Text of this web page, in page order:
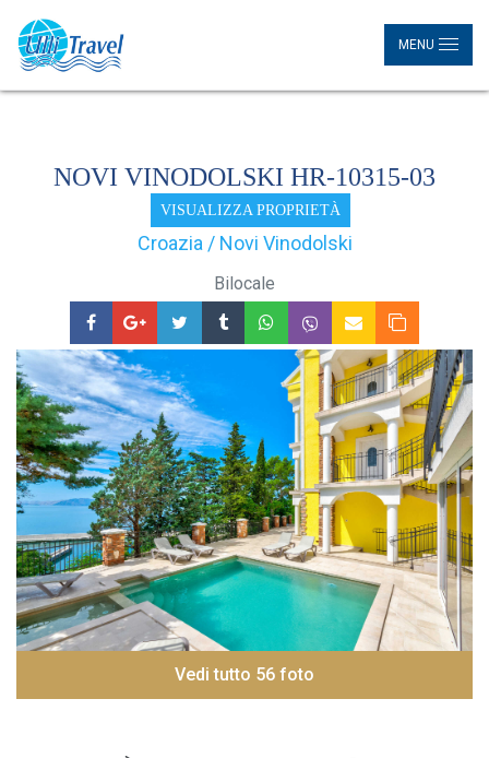
MENU
NOVI VINODOLSKI HR-10315-03
VISUALIZZA PROPRIETÀ
Croazia / Novi Vinodolski
Bilocale
Vedi tutto 56 foto